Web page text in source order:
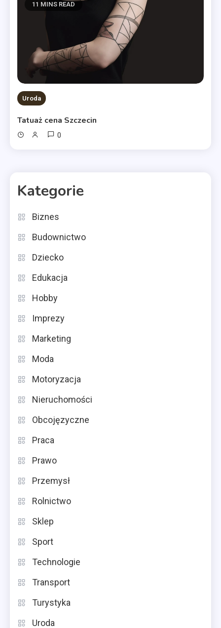
11 MINS READ
Uroda
Tatuaż cena Szczecin
0
Kategorie
Biznes
Budownictwo
Dziecko
Edukacja
Hobby
Imprezy
Marketing
Moda
Motoryzacja
Nieruchomości
Obcojęzyczne
Praca
Prawo
Przemysł
Rolnictwo
Sklep
Sport
Technologie
Transport
Turystyka
Uroda